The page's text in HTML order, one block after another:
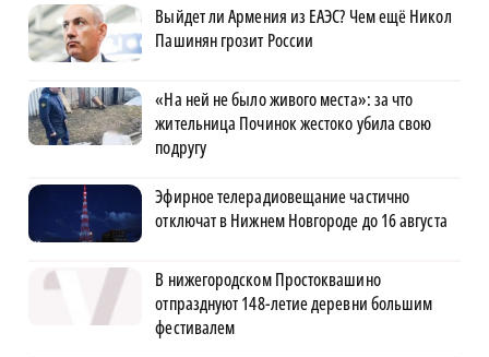
Выйдет ли Армения из ЕАЭС? Чем ещё Никол
Пашинян грозит России
«На ней не было живого места»: за что
жительница Починок жестоко убила свою
подругу
Эфирное телерадиовещание частично
отключат в Нижнем Новгороде до 16 августа
В нижегородском Простоквашино
отпразднуют 148-летие деревни большим
фестивалем